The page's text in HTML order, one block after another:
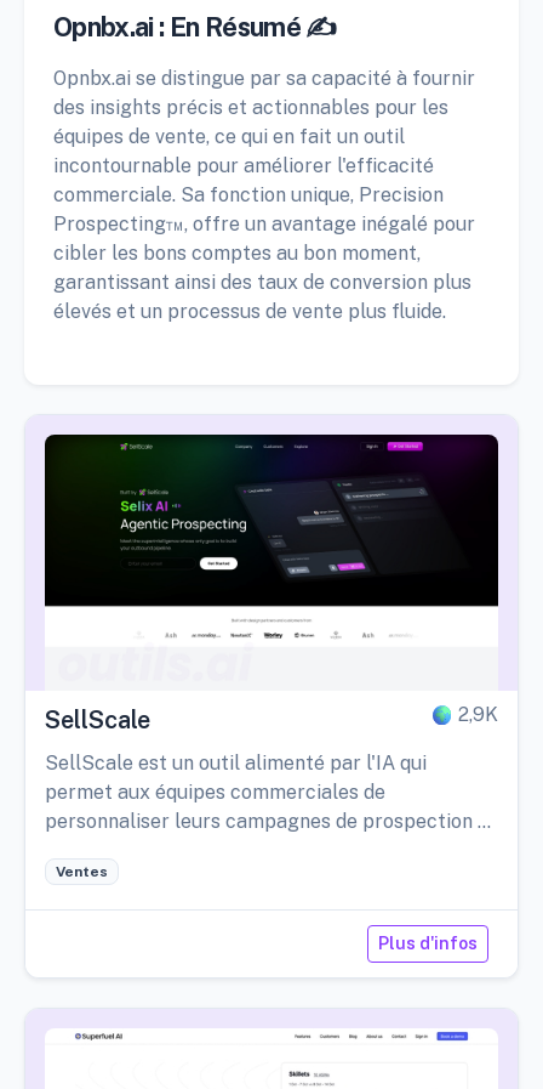
Opnbx.ai : En Résumé ✍️
Opnbx.ai se distingue par sa capacité à fournir
des insights précis et actionnables pour les
équipes de vente, ce qui en fait un outil
incontournable pour améliorer l'efficacité
commerciale. Sa fonction unique, Precision
Prospecting™, offre un avantage inégalé pour
cibler les bons comptes au bon moment,
garantissant ainsi des taux de conversion plus
élevés et un processus de vente plus fluide.
SellScale 2,9K
SellScale est un outil alimenté par l'IA qui
permet aux équipes commerciales de
personnaliser leurs campagnes de prospection à
Ventes
Plus d'infos